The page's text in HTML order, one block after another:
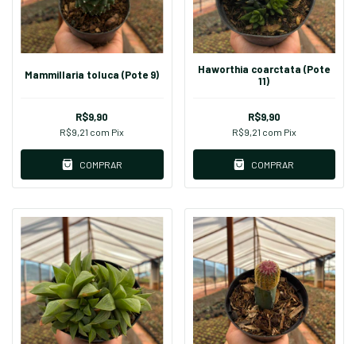
Mammillaria toluca (Pote 9)
R$9,90
R$9,21 com Pix
COMPRAR
Haworthia coarctata (Pote
11)
R$9,90
R$9,21 com Pix
COMPRAR